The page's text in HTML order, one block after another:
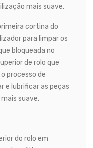
mais suave.
cortina do
para limpar os
bloqueada no
de rolo que
processo de
e lubrificar as peças
suave.
do rolo em